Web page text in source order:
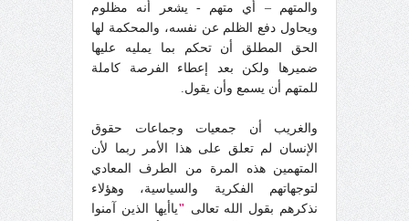
والمتهم – أي متهم - يشعر أنه مظلوم
ويحاول دفع الظلم عن نفسه، والمحكمة لها
الحق المطلق أن تحكم بما يمليه عليها
ضميرها ولكن بعد إعطاء الفرصة كاملة
للمتهم أن يسمع وأن يقول.
والغريب أن جمعيات وجماعات حقوق
الإنسان لم تعلق على هذا الأمر ربما لأن
المتهمين هذه المرة من الطرف المعادي
لتوجهاتهم الفكرية والسياسية، وهؤلاء
نذكرهم بقول الله تعالى "ياأيها الذين آمنوا